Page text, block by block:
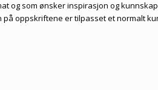
og som ønsker inspirasjon og
oppskriftene er tilpasset et normalt